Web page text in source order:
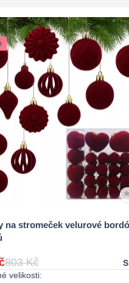
na stromeček velurové
803 Kč
velikosti: